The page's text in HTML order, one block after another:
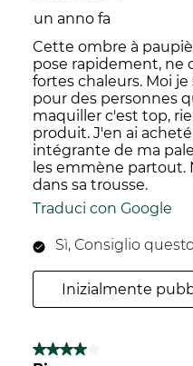
un anno fa
Cette ombre à
pose rapidement, ne
fortes chaleurs. Moi
pour des personnes
maquiller c'est top,
produit. J'en ai
intégrante de ma
les emmène partout.
dans sa trousse.
Traduci con Google
Sì, Consiglio
Inizialmente
4 su 5 stelle.